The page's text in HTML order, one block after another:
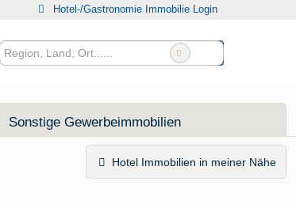
Hotel-/Gastronomie Immobilie Login
Sonstige Gewerbeimmobilien
Hotel Immobilien in meiner Nähe